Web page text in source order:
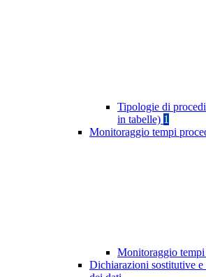
Tipologie di
in tabelle) 1
Monitoraggio tempi
Monitoraggio
Dichiarazioni sostitutive